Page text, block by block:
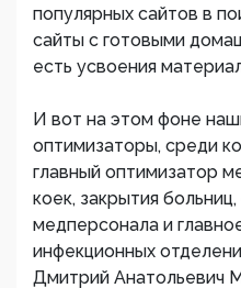
популярных сайтов в
сайты с готовыми
есть усвоения
И вот на этом фоне
оптимизаторы, среди
главный оптимизатор
коек, закрытия
медперсонала и
инфекционных
Дмитрий Анатольевич